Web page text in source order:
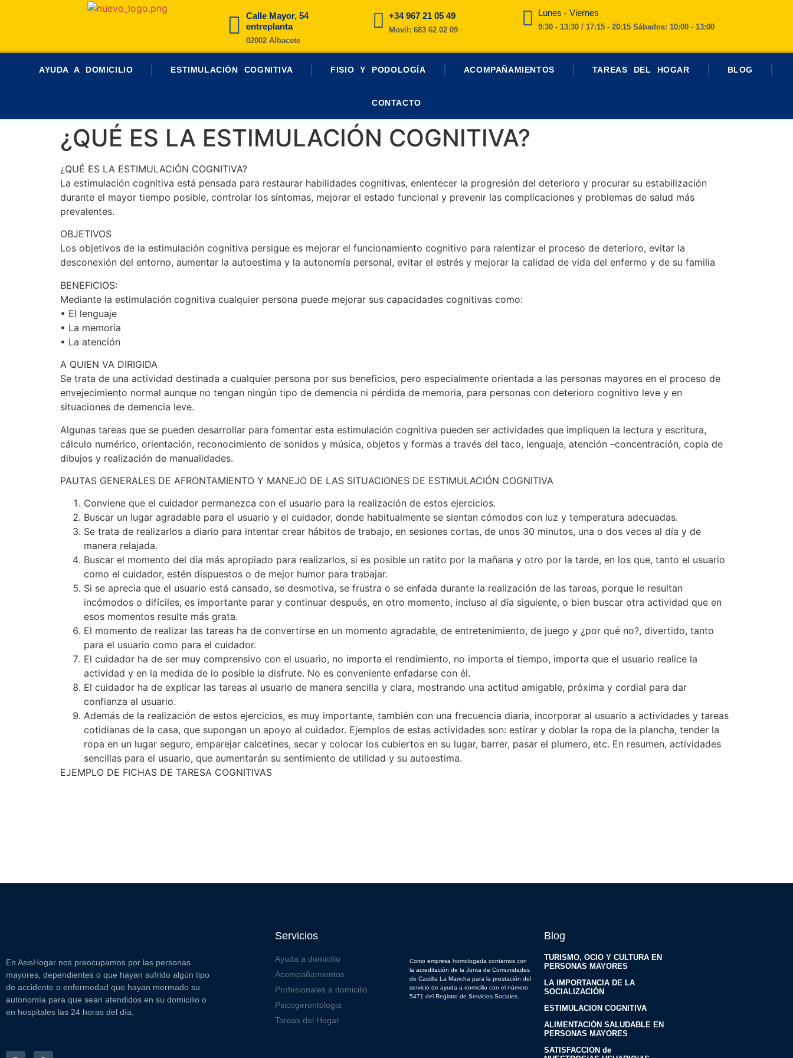
Calle Mayor, 54
entreplanta
02002 Albacete
+34 967 21 05 49
Movil: 683 62 02 09
Lunes - Viernes
9:30 - 13:30 / 17:15 - 20:15 Sábados: 10:00 - 13:00
AYUDA A DOMICILIO ESTIMULACIÓN COGNITIVA FISIO Y PODOLOGÍA ACOMPAÑAMIENTOS TAREAS DEL HOGAR BLOG
CONTACTO
¿QUÉ ES LA ESTIMULACIÓN COGNITIVA?
¿QUÉ ES LA ESTIMULACIÓN COGNITIVA?
La estimulación cognitiva está pensada para restaurar habilidades cognitivas, enlentecer la progresión del deterioro y procurar su estabilización
durante el mayor tiempo posible, controlar los síntomas, mejorar el estado funcional y prevenir las complicaciones y problemas de salud más
prevalentes.
OBJETIVOS
Los objetivos de la estimulación cognitiva persigue es mejorar el funcionamiento cognitivo para ralentizar el proceso de deterioro, evitar la
desconexión del entorno, aumentar la autoestima y la autonomía personal, evitar el estrés y mejorar la calidad de vida del enfermo y de su familia
BENEFICIOS:
Mediante la estimulación cognitiva cualquier persona puede mejorar sus capacidades cognitivas como:
• El lenguaje
• La memoria
• La atención
A QUIEN VA DIRIGIDA
Se trata de una actividad destinada a cualquier persona por sus beneficios, pero especialmente orientada a las personas mayores en el proceso de
envejecimiento normal aunque no tengan ningún tipo de demencia ni pérdida de memoria, para personas con deterioro cognitivo leve y en
situaciones de demencia leve.
Algunas tareas que se pueden desarrollar para fomentar esta estimulación cognitiva pueden ser actividades que impliquen la lectura y escritura,
cálculo numérico, orientación, reconocimiento de sonidos y música, objetos y formas a través del taco, lenguaje, atención –concentración, copia de
dibujos y realización de manualidades.
PAUTAS GENERALES DE AFRONTAMIENTO Y MANEJO DE LAS SITUACIONES DE ESTIMULACIÓN COGNITIVA
Conviene que el cuidador permanezca con el usuario para la realización de estos ejercicios.
Buscar un lugar agradable para el usuario y el cuidador, donde habitualmente se sientan cómodos con luz y temperatura adecuadas.
Se trata de realizarlos a diario para intentar crear hábitos de trabajo, en sesiones cortas, de unos 30 minutos, una o dos veces al día y de
manera relajada.
Buscar el momento del día más apropiado para realizarlos, si es posible un ratito por la mañana y otro por la tarde, en los que, tanto el usuario
como el cuidador, estén dispuestos o de mejor humor para trabajar.
Si se aprecia que el usuario está cansado, se desmotiva, se frustra o se enfada durante la realización de las tareas, porque le resultan
incómodos o difíciles, es importante parar y continuar después, en otro momento, incluso al día siguiente, o bien buscar otra actividad que en
esos momentos resulte más grata.
El momento de realizar las tareas ha de convertirse en un momento agradable, de entretenimiento, de juego y ¿por qué no?, divertido, tanto
para el usuario como para el cuidador.
El cuidador ha de ser muy comprensivo con el usuario, no importa el rendimiento, no importa el tiempo, importa que el usuario realice la
actividad y en la medida de lo posible la disfrute. No es conveniente enfadarse con él.
El cuidador ha de explicar las tareas al usuario de manera sencilla y clara, mostrando una actitud amigable, próxima y cordial para dar
confianza al usuario.
Además de la realización de estos ejercicios, es muy importante, también con una frecuencia diaria, incorporar al usuario a actividades y tareas
cotidianas de la casa, que supongan un apoyo al cuidador. Ejemplos de estas actividades son: estirar y doblar la ropa de la plancha, tender la
ropa en un lugar seguro, emparejar calcetines, secar y colocar los cubiertos en su lugar, barrer, pasar el plumero, etc. En resumen, actividades
sencillas para el usuario, que aumentarán su sentimiento de utilidad y su autoestima.
EJEMPLO DE FICHAS DE TARESA COGNITIVAS
En AsisHogar nos preocupamos por las personas
mayores, dependientes o que hayan sufrido algún tipo
de accidente o enfermedad que hayan mermado su
autonomía para que sean atendidos en su domicilio o
en hospitales las 24 horas del día.
Servicios
Ayuda a domicilio
Acompañamientos
Profesionales a domicilio
Psicogerontologia
Tareas del Hogar
Como empresa homologada contamos con
la acreditación de la Junta de Comunidades
de Castilla La Mancha para la prestación del
servicio de ayuda a domicilio con el número
5471 del Registro de Servicios Sociales.
Blog
TURISMO, OCIO Y CULTURA EN
PERSONAS MAYORES
LA IMPORTANCIA DE LA
SOCIALIZACIÓN
ESTIMULACIÓN COGNITIVA
ALIMENTACIÓN SALUDABLE EN
PERSONAS MAYORES
SATISFACCIÓN de